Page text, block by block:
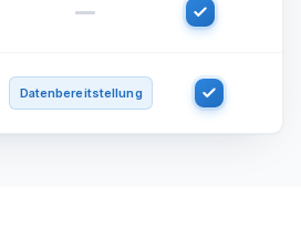
Datenbereitstellung